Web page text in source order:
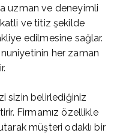
uzman ve deneyimli
ve titiz şekilde
edilmesine sağlar.
her zaman
sizin belirlediğiniz
Firmamız özellikle
müşteri odaklı bir